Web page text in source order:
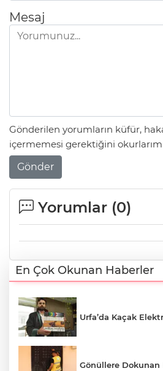
Mesaj
Gönderilen yorumların küfür,
içermemesi gerektiğini
Gönder
Yorumlar (0)
En Çok Okunan Haberler
Urfa’da Kaçak
Gönüllere